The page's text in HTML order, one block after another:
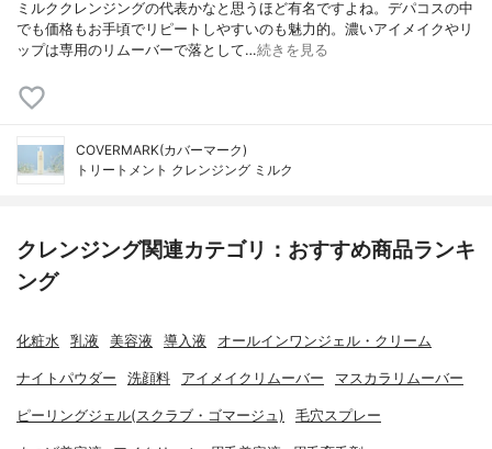
ミルククレンジングの代表かなと思うほど有名ですよね。デパコスの中
でも価格もお手頃でリピートしやすいのも魅力的。濃いアイメイクやリ
ップは専用のリムーバーで落として…続きを見る
COVERMARK(カバーマーク)
トリートメント クレンジング ミルク
クレンジング関連カテゴリ：おすすめ商品ランキ
ング
化粧水 乳液 美容液 導入液 オールインワンジェル・クリーム
ナイトパウダー 洗顔料 アイメイクリムーバー マスカラリムーバー
ピーリングジェル(スクラブ・ゴマージュ) 毛穴スプレー